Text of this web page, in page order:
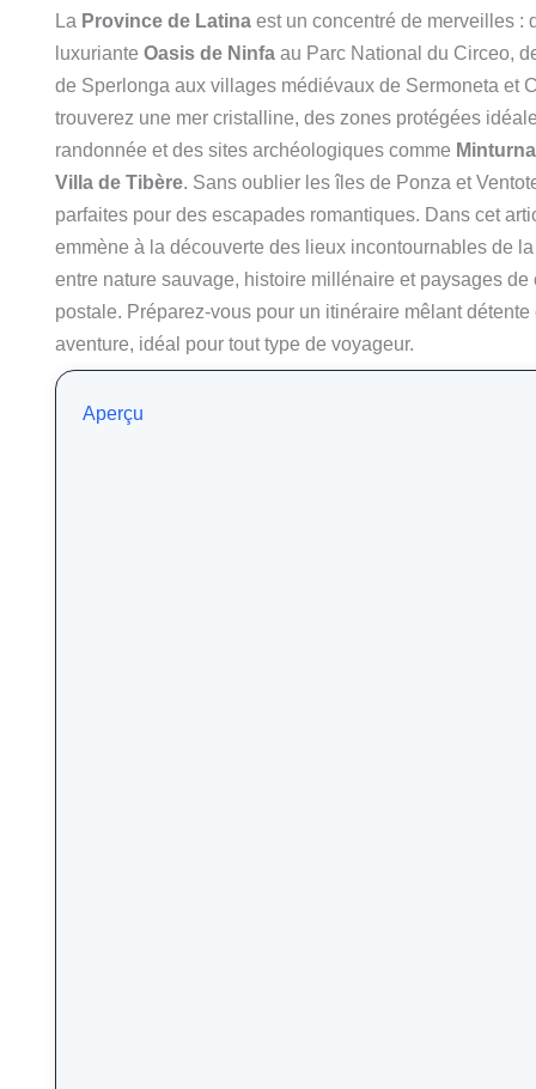
La Province de Latina est un concentré de merveilles :
luxuriante Oasis de Ninfa au Parc National du Circeo,
de Sperlonga aux villages médiévaux de Sermoneta et
trouverez une mer cristalline, des zones protégées
randonnée et des sites archéologiques comme
Villa de Tibère. Sans oublier les îles de Ponza et
parfaites pour des escapades romantiques. Dans cet
emmène à la découverte des lieux incontournables de
entre nature sauvage, histoire millénaire et paysages de
postale. Préparez-vous pour un itinéraire mêlant détente
aventure, idéal pour tout type de voyageur.
Aperçu